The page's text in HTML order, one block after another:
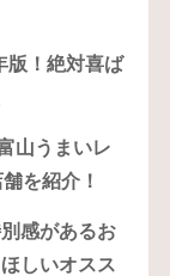
版！絶対喜ば
山うまいレ
を紹介！
感があるお
しいオスス